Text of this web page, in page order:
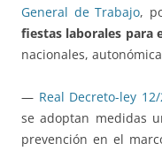
General de Trabajo,
fiestas laborales para
nacionales,
— Real Decreto-ley
se adoptan medidas
prevención en el